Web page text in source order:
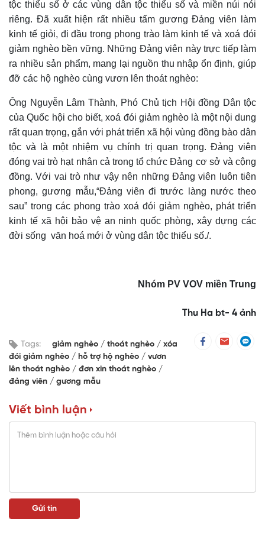
tộc thiểu số ở các vùng dân tộc thiểu số và miền núi nói
riêng. Đã xuất hiện rất nhiều tấm gương Đảng viên làm
kinh tế giỏi, đi đầu trong phong trào làm kinh tế và xoá đói
giảm nghèo bền vững. N hững Đảng viên này trực tiếp làm
ra nhiều sản phẩm, mang lại nguồn thu nhập ổn định, giúp
đỡ các hộ nghèo cùng vươn lên thoát nghèo:
Ông Nguyễn Lâm Thành, Phó Chủ tịch Hội đồng Dân tộc
của Quốc hội cho biết, xoá đói giảm nghèo là một nội dung
rất quan trọng, gắn với phát triển xã hội vùng đồng bào dân
tộc và là một nhiệm vụ chính trị quan trọng. Đảng viên
đóng vai trò hạt nhân cả trong tổ chức Đảng cơ sở vàcộng
đồng. Với vai trò như vậy nên những Đảng viên
luôn tiên
phong, gương mẫu,“Đảng viên đi trước làng nước theo
sau” trong các phong trào xoá đói giảm nghèo, phát triển
kinh tế xã hội bảo vệ an ninh quốc phòng, xây dựng các
đời sống văn hoá mới ở vùng dân tộc thiểu số./.
Nhóm PV VOV miền Trung
Thu Ha bt- 4 ảnh
Tags: giảm nghèo thoát nghèo
xóa
đói giảm nghèo
hỗ trợ hộ nghèo
vươn
lên thoát nghèo
đơn xin thoát nghèo
đảng viên
gương mẫu
Viết bình luận